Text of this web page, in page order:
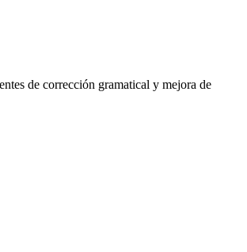
de corrección gramatical y mejora de